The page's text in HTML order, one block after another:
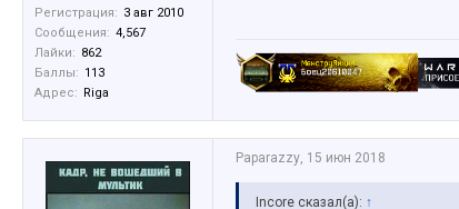
Регистрация: 3 авг 2010
Сообщения: 4,567
Лайки: 862
Баллы: 113
Адрес:
Riga
Paparazzy, 15 июн 2018
Incore сказал(а): ↑